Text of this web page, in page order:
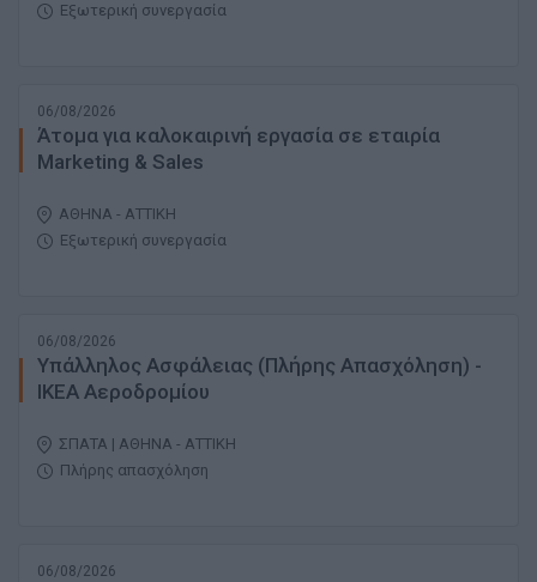
Εξωτερική συνεργασία
06/08/2026
Άτομα για καλοκαιρινή εργασία σε εταιρία
Marketing & Sales
ΑΘΗΝΑ - ΑΤΤΙΚΗ
Εξωτερική συνεργασία
06/08/2026
Υπάλληλος Ασφάλειας (Πλήρης Απασχόληση) -
ΙΚΕΑ Αεροδρομίου
ΣΠΑΤΑ | ΑΘΗΝΑ - ΑΤΤΙΚΗ
Πλήρης απασχόληση
06/08/2026